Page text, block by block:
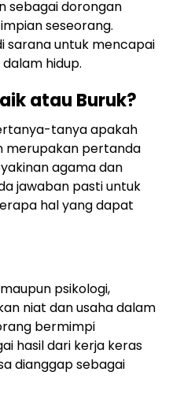
sebagai dorongan
seseorang.
sarana untuk mencapai
hidup.
atau Buruk?
tanya apakah
merupakan pertanda
agama dan
jawaban pasti untuk
hal yang dapat
psikologi,
niat dan usaha dalam
bermimpi
hasil dari kerja keras
dianggap sebagai